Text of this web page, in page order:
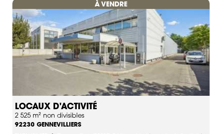
À VENDRE
LOCAUX D'ACTIVITÉ
2 525 m² non divisibles
92230 GENNEVILLIERS